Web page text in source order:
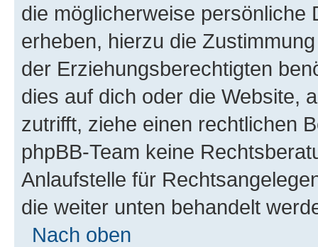
die möglicherweise persönliche
erheben, hierzu die
der Erziehungsberechtigten
dies auf dich oder die Website,
zutrifft, ziehe einen rechtlichen
phpBB-Team keine
Anlaufstelle für
die weiter unten behandelt
Nach oben